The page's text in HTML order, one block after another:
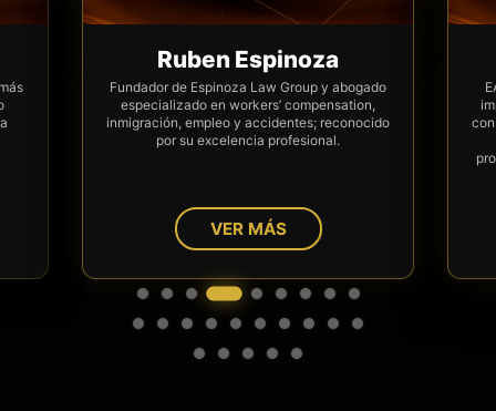
Ruben Espinoza
Fundador de Espinoza Law Group y abogado
especializado en workers’ compensation,
inmigración, empleo y accidentes; reconocido
por su excelencia profesional.
VER MÁS